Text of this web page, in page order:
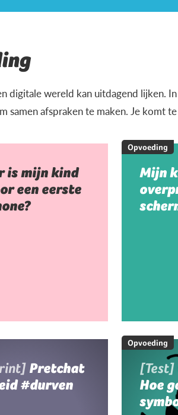
digitale wereld kan uitdagend lijken.
samen afspraken te maken. Je komt
is mijn kind
een eerste
Opvoeding
Mijn
Pretchat
#durven
Opvoeding
[Test]
Hoe